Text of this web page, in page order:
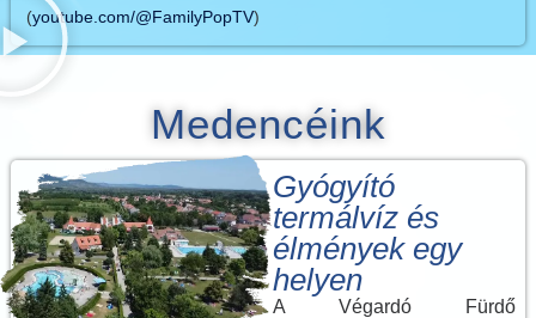
(youtube.com/@FamilyPopTV)
Medencéink
Gyógyító
termálvíz és
élmények egy
helyen
A Végardó Fürdő